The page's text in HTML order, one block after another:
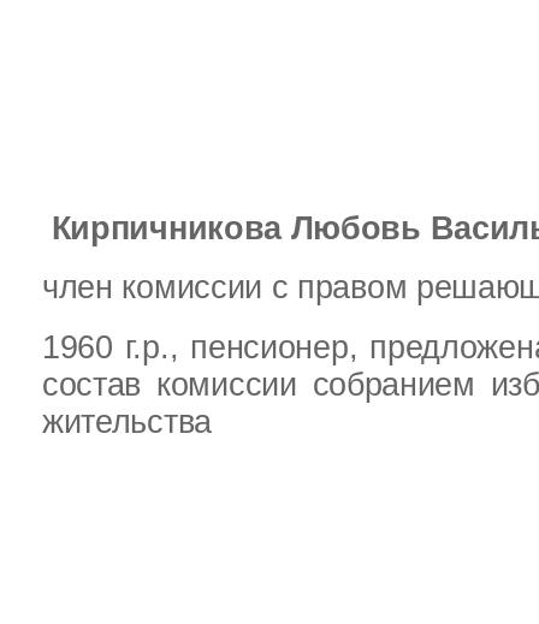
Кирпичникова Любовь
член комиссии с правом
1960 г.р., пенсионер,
состав комиссии собранием
жительства